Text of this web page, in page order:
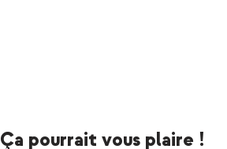
Ça pourrait vous plaire !